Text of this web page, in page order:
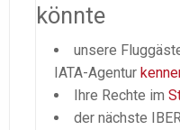
könnte
unsere
IATA-Agentur
Ihre Rechte im
der nächste